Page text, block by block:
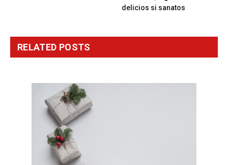
delicios si sanatos
RELATED POSTS